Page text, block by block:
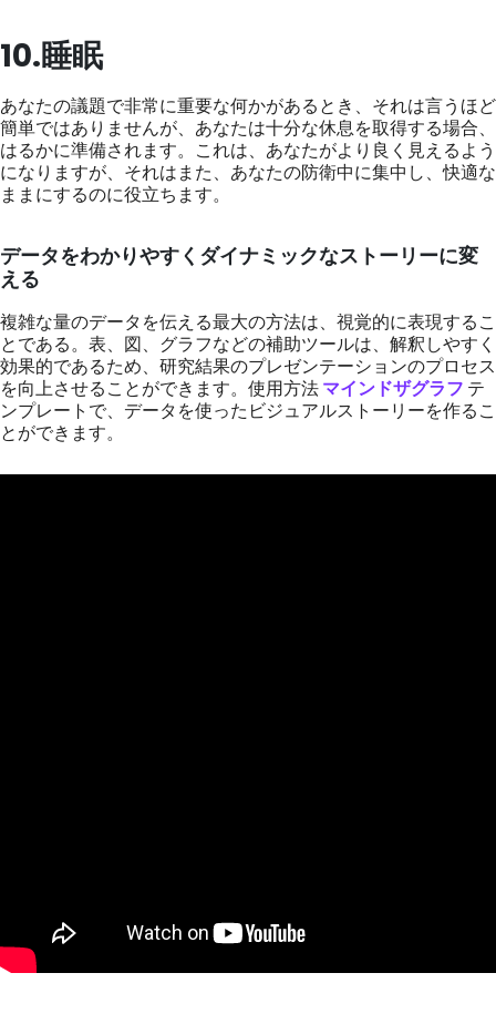
10.睡眠
あなたの議題で非常に重要な何かがあるとき、それは言うほど
簡単ではありませんが、あなたは十分な休息を取得する場合、
はるかに準備されます。これは、あなたがより良く見えるよう
になりますが、それはまた、あなたの防衛中に集中し、快適な
ままにするのに役立ちます。
データをわかりやすくダイナミックなストーリーに変
える
複雑な量のデータを伝える最大の方法は、視覚的に表現するこ
とである。表、図、グラフなどの補助ツールは、解釈しやすく
効果的であるため、研究結果のプレゼンテーションのプロセス
を向上させることができます。使用方法 マインドザグラフ テ
ンプレートで、データを使ったビジュアルストーリーを作るこ
とができます。